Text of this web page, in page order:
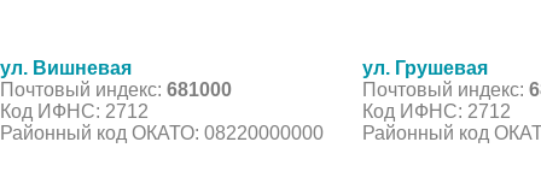
ул. Вишневая
Почтовый индекс: 681000
Код ИФНС: 2712
Районный код ОКАТО: 08220000000
ул. Грушевая
Почтовый индекс:
Код ИФНС: 2712
Районный код